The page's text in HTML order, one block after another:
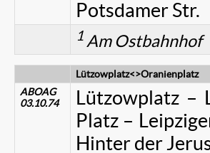
Potsdamer Str.
1 Am Ostbahnhof
Lützowplatz<>Oranienplatz
ABOAG
03.10.74
Lützowplatz –
Platz –
Hinter der